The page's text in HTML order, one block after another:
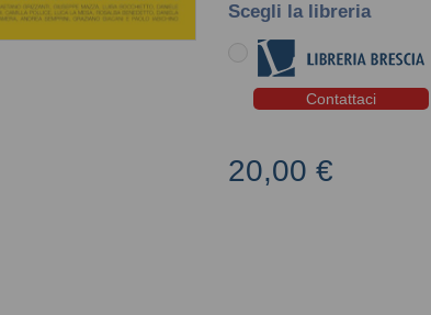
Scegli la libreria
Contattaci
20,00 €